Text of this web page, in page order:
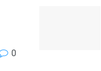
0